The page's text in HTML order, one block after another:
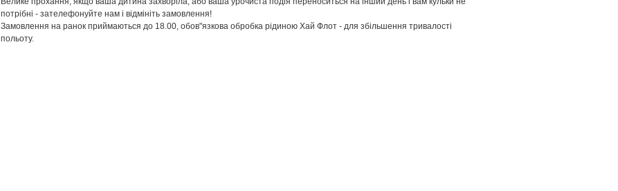
потрібні - зателефонуйте нам і відмініть замовлення!
Замовлення на ранок приймаються до 18.00, обов"язкова обробка рідиною Хай Флот - для збільшення тривалості
польоту.